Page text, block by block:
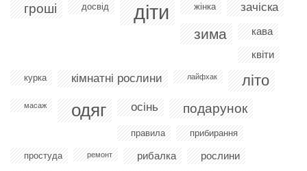
гроші досвід діти жінка зачіска
зима
кава
квіти
курка кімнатні рослини лайфхак літо
масаж одяг осінь подарунок
правила прибирання
простуда ремонт рибалка рослини